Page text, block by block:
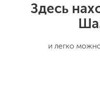
Здесь
и легко